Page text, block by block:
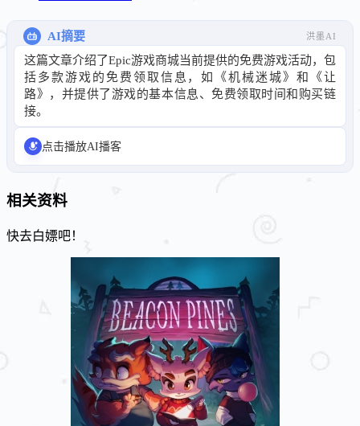
AI摘要 洪墨AI
这篇文章介绍了Epic游戏商城当前提供的免费游戏活动，包
括多款游戏的免费领取信息，如《机械迷城》和《让
路》，并提供了游戏的基本信息、免费领取时间和购买链
接。
点击播放AI播客
相关资料
快去白嫖吧！